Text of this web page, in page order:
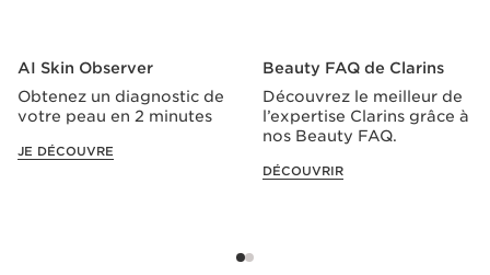
AI Skin Observer
Obtenez un diagnostic de
votre peau en 2 minutes
JE DÉCOUVRE
Beauty FAQ de Clarins
Découvrez le meilleur de
l’expertise Clarins grâce à
nos Beauty FAQ.
DÉCOUVRIR